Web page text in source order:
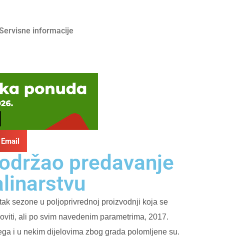
informacije
Email
predavanje
sezone u poljoprivrednoj proizvodnji koja se
ali po svim navedenim parametrima, 2017.
i u nekim dijelovima zbog grada polomljene su.